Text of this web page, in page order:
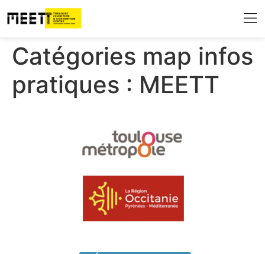
Catégories map infos
pratiques : MEETT